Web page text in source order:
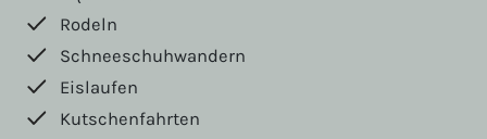
Rodeln
Schneeschuhwandern
Eislaufen
Kutschenfahrten